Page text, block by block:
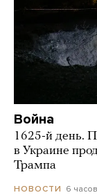
Война
1625-й день.
в Украине
Трампа
НОВОСТИ 6